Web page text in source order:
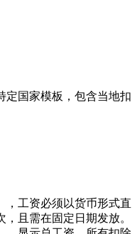
定国家模板，包含当地扣
，工资必须以货币形式直
且需在固定日期发放。